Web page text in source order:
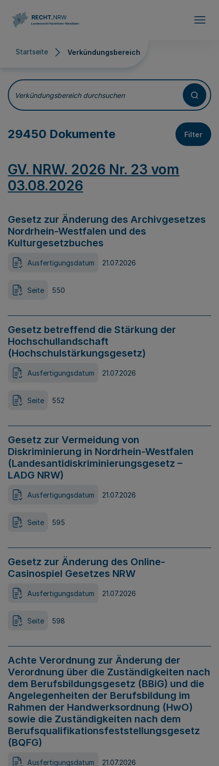
Startseite Verkündungsbereich
Verkündungsbereich
Verkündungsbereich durchsuchen
29450 Dokumente Filter
GV. NRW. 2026 Nr. 23 vom
03.08.2026
Gesetz zur Änderung des Archivgesetzes
Nordrhein-Westfalen und des
Kulturgesetzbuches
Ausfertigungsdatum 21.07.2026
Seite 550
Gesetz betreffend die Stärkung der
Hochschullandschaft
(Hochschulstärkungsgesetz)
Ausfertigungsdatum 21.07.2026
Seite 552
Gesetz zur Vermeidung von
Diskriminierung in Nordrhein-Westfalen
(Landesantidiskriminierungsgesetz –
LADG NRW)
Ausfertigungsdatum 21.07.2026
Seite 595
Gesetz zur Änderung des Online-
Casinospiel Gesetzes NRW
Ausfertigungsdatum 21.07.2026
Seite 598
Achte Verordnung zur Änderung der
Verordnung über die Zuständigkeiten nach
dem Berufsbildungsgesetz (BBiG) und die
Angelegenheiten der Berufsbildung im
Rahmen der Handwerksordnung (HwO)
sowie die Zuständigkeiten nach dem
Berufsqualifikationsfeststellungsgesetz
(BQFG)
Ausfertigungsdatum 21.07.2026